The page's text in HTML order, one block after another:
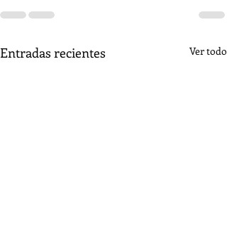
Entradas recientes Ver todo